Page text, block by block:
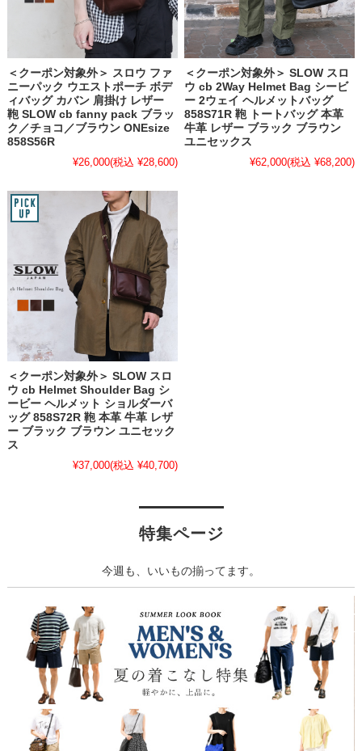
＜クーポン対象外＞ スロウ ファ
ニーパック ウエストポーチ ボデ
ィバッグ カバン 肩掛け レザー
鞄 SLOW cb fanny pack ブラッ
ク／チョコ／ブラウン ONEsize
858S56R
¥26,000(税込 ¥28,600)
＜クーポン対象外＞ SLOW スロ
ウ cb 2Way Helmet Bag シービ
ー 2ウェイ ヘルメットバッグ
858S71R 鞄 トートバッグ 本革
牛革 レザー ブラック ブラウン
ユニセックス
¥62,000(税込 ¥68,200)
＜クーポン対象外＞ SLOW スロ
ウ cb Helmet Shoulder Bag シ
ービー ヘルメット ショルダーバ
ッグ 858S72R 鞄 本革 牛革 レザ
ー ブラック ブラウン ユニセック
ス
¥37,000(税込 ¥40,700)
特集ページ
今週も、いいもの揃ってます。